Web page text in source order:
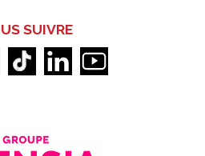
SUIVRE